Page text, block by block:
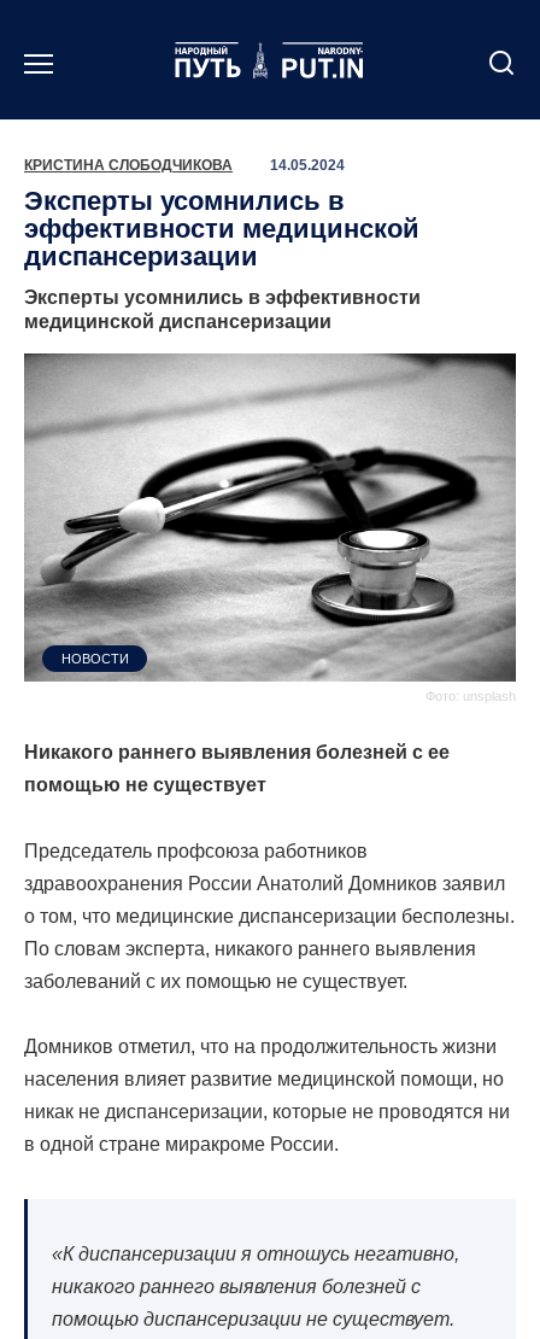
содержанию
КРИСТИНА СЛОБОДЧИКОВА 14.05.2024
Эксперты усомнились в
эффективности медицинской
диспансеризации
Эксперты усомнились в эффективности
медицинской диспансеризации
Фото: unsplash
НОВОСТИ
Никакого раннего выявления болезней с ее
помощью не существует
П редседатель профсоюза работников
здравоохранения России Анатолий Домников заявил
о том, что медицинские диспансеризации бесполезны.
По словам эксперта, никакого раннего выявления
заболеваний с их помощью не существует.
Домников отметил, что на продолжительность жизни
населения влияет развитие медицинской помощи, но
никак не диспансеризации, которые не проводятся ни
в одной стране миракроме России.
«К диспансеризации я отношусь негативно,
никакого раннего выявления болезней с
помощью диспансеризации не существует.